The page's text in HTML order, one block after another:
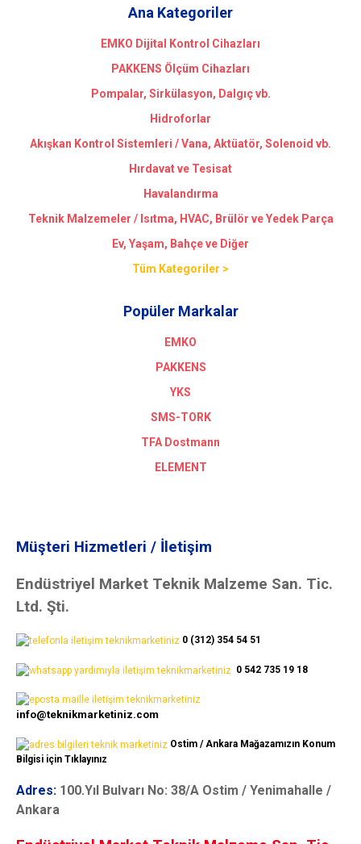
Ana Kategoriler
EMKO Dijital Kontrol Cihazları
PAKKENS Ölçüm Cihazları
Pompalar, Sirkülasyon, Dalgıç vb.
Hidroforlar
Akışkan Kontrol Sistemleri / Vana, Aktüatör, Solenoid vb.
Hırdavat ve Tesisat
Havalandırma
Teknik Malzemeler / Isıtma, HVAC, Brülör ve Yedek Parça
Ev, Yaşam, Bahçe ve Diğer
Tüm Kategoriler >
Popüler Markalar
EMKO
PAKKENS
YKS
SMS-TORK
TFA Dostmann
ELEMENT
Müşteri Hizmetleri / İletişim
Endüstriyel Market Teknik Malzeme San. Tic.
Ltd. Şti.
0 (312) 354 54 51
0 542 735 19 18
info@teknikmarketiniz.com
Ostim / Ankara Mağazamızın Konum
Bilgisi için Tıklayınız
Adres: 100.Yıl Bulvarı No: 38/A Ostim / Yenimahalle /
Ankara